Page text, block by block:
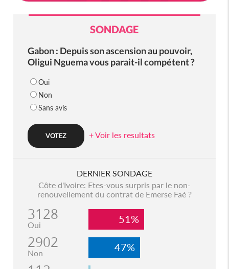
SONDAGE
Gabon : Depuis son ascension au pouvoir,
Oligui Nguema vous parait-il compétent ?
Oui
Non
Sans avis
+ Voir les resultats
DERNIER SONDAGE
Côte d'Ivoire: Etes-vous surpris par le non-
renouvellement du contrat de Emerse Faé ?
3128
Oui 51%
2902
Non 47%